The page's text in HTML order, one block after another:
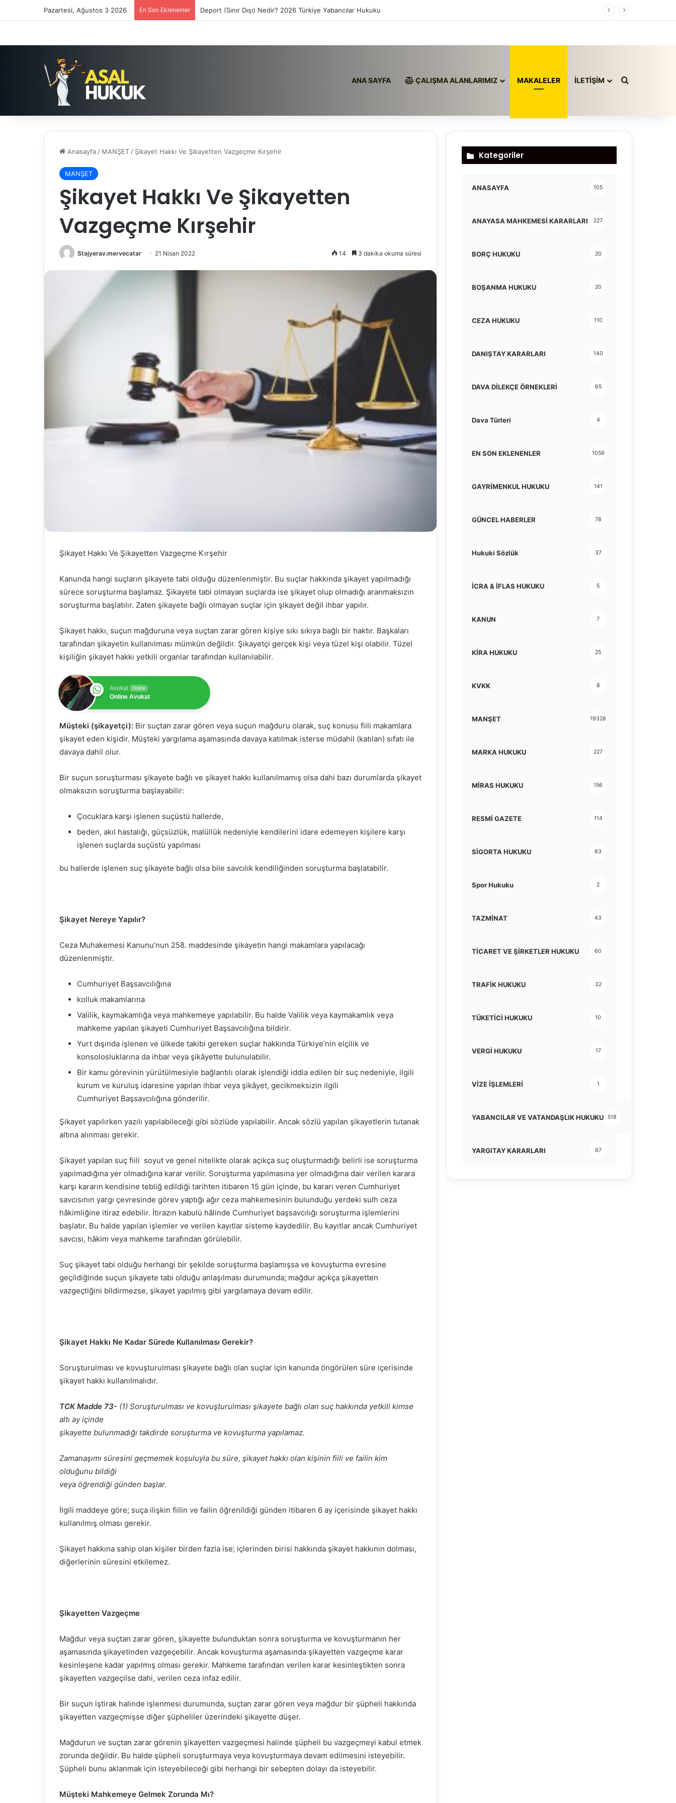
Pazartesi, Ağustos 3 2026 En Son Eklenenler Deport (Sınır Dışı) Nedir? 2026 Türkiye Yabancılar Hukuku
ANA SAYFA ÇALIŞMA ALANLARIMIZ MAKALELER İLETİŞİM Arama yap
Anasayfa / MANŞET / Şikayet Hakkı Ve Şikayetten Vazgeçme Kırşehir
MANŞET
Şikayet Hakkı Ve Şikayetten
Vazgeçme Kırşehir
Stajyerav.mervecatar 21 Nisan 2022 14 3 dakika okuma süresi
Şikayet Hakkı Ve Şikayetten Vazgeçme Kırşehir
Kanunda hangi suçların şikayete tabi olduğu düzenlenmiştir. Bu suçlar hakkında şikayet yapılmadığı
sürece soruşturma başlamaz. Şikayete tabi olmayan suçlarda ise şikayet olup olmadığı aranmaksızın
soruşturma başlatılır. Zaten şikayete bağlı olmayan suçlar için şikayet değil ihbar yapılır.
Şikayet hakkı, suçun mağduruna veya suçtan zarar gören kişiye sıkı sıkıya bağlı bir haktır. Başkaları
tarafından şikayetin kullanılması mümkün değildir. Şikayetçi gerçek kişi veya tüzel kişi olabilir. Tüzel
kişiliğin şikayet hakkı yetkili organlar tarafından kullanılabilir.
Avukat Online
Online Avukat
Müşteki (şikayetçi): Bir suçtan zarar gören veya suçun mağduru olarak, suç konusu fiili makamlara
şikayet eden kişidir. Müşteki yargılama aşamasında davaya katılmak isterse müdahil (katılan) sıfatı ile
davaya dahil olur.
Bir suçun soruşturması şikayete bağlı ve şikayet hakkı kullanılmamış olsa dahi bazı durumlarda şikayet
olmaksızın soruşturma başlayabilir:
Çocuklara karşı işlenen suçüstü hallerde,
beden, akıl hastalığı, güçsüzlük, malüllük nedeniyle kendilerini idare edemeyen kişilere karşı
işlenen suçlarda suçüstü yapılması
bu hallerde işlenen suç şikayete bağlı olsa bile savcılık kendiliğinden soruşturma başlatabilir.
Şikayet Nereye Yapılır?
Ceza Muhakemesi Kanunu’nun 258. maddesinde şikayetin hangi makamlara yapılacağı
düzenlenmiştir.
Cumhuriyet Başsavcılığına
kolluk makamlarına
Valilik, kaymakamlığa veya mahkemeye yapılabilir. Bu halde Valilik veya kaymakamlık veya
mahkeme yapılan şikayeti Cumhuriyet Başsavcılığına bildirir.
Yurt dışında işlenen ve ülkede takibi gereken suçlar hakkında Türkiye’nin elçilik ve
konsolosluklarına da ihbar veya şikâyette bulunulabilir.
Bir kamu görevinin yürütülmesiyle bağlantılı olarak işlendiği iddia edilen bir suç nedeniyle, ilgili
kurum ve kuruluş idaresine yapılan ihbar veya şikâyet, gecikmeksizin ilgili
Cumhuriyet Başsavcılığına gönderilir.
Şikayet yapılırken yazılı yapılabileceği gibi sözlüde yapılabilir. Ancak sözlü yapılan şikayetlerin tutanak
altına alınması gerekir.
Şikayet yapılan suç fiili soyut ve genel nitelikte olarak açıkça suç oluşturmadığı belirli ise soruşturma
yapılmadığına yer olmadığına karar verilir. Soruşturma yapılmasına yer olmadığına dair verilen karara
karşı kararın kendisine tebliğ edildiği tarihten itibaren 15 gün içinde, bu kararı veren Cumhuriyet
savcısının yargı çevresinde görev yaptığı ağır ceza mahkemesinin bulunduğu yerdeki sulh ceza
hâkimliğine itiraz edebilir. İtirazın kabulü hâlinde Cumhuriyet başsavcılığı soruşturma işlemlerini
başlatır. Bu halde yapılan işlemler ve verilen kayıtlar sisteme kaydedilir. Bu kayıtlar ancak Cumhuriyet
savcısı, hâkim veya mahkeme tarafından görülebilir.
Suç şikayet tabi olduğu herhangi bir şekilde soruşturma başlamışsa ve kovuşturma evresine
geçildiğinde suçun şikayete tabi olduğu anlaşılması durumunda; mağdur açıkça şikayetten
vazgeçtiğini bildirmezse, şikayet yapılmış gibi yargılamaya devam edilir.
Şikayet Hakkı Ne Kadar Sürede Kullanılması Gerekir?
Soruşturulması ve kovuşturulması şikayete bağlı olan suçlar için kanunda öngörülen süre içerisinde
şikayet hakkı kullanılmalıdır.
TCK Madde 73- (1) Soruşturulması ve kovuşturulması şikayete bağlı olan suç hakkında yetkili kimse
altı ay içinde
şikayette bulunmadığı takdirde soruşturma ve kovuşturma yapılamaz.
Zamanaşımı süresini geçmemek koşuluyla bu süre, şikayet hakkı olan kişinin fiili ve failin kim
olduğunu bildiği
veya öğrendiği günden başlar.
İlgili maddeye göre; suça ilişkin fiilin ve failin öğrenildiği günden itibaren 6 ay içerisinde şikayet hakkı
kullanılmış olması gerekir.
Şikayet hakkına sahip olan kişiler birden fazla ise; içlerinden birisi hakkında şikayet hakkının dolması,
diğerlerinin süresini etkilemez.
Şikayetten Vazgeçme
Mağdur veya suçtan zarar gören, şikayette bulunduktan sonra soruşturma ve kovuşturmanın her
aşamasında şikayetinden vazgeçebilir. Ancak kovuşturma aşamasında şikayetten vazgeçme karar
kesinleşene kadar yapılmış olması gerekir. Mahkeme tarafından verilen karar kesinleştikten sonra
şikayetten vazgeçilse dahi, verilen ceza infaz edilir.
Bir suçun iştirak halinde işlenmesi durumunda, suçtan zarar gören veya mağdur bir şüpheli hakkında
şikayetten vazgeçmişse diğer şüpheliler üzerindeki şikayette düşer.
Mağdurun ve suçtan zarar görenin şikayetten vazgeçmesi halinde şüpheli bu vazgeçmeyi kabul etmek
zorunda değildir. Bu halde şüpheli soruşturmaya veya kovuşturmaya devam edilmesini isteyebilir.
Şüpheli bunu aklanmak için isteyebileceği gibi herhangi bir sebepten dolayı da isteyebilir.
Müşteki Mahkemeye Gelmek Zorunda Mı?
Kategoriler
ANASAYFA 105
ANAYASA MAHKEMESİ KARARLARI 227
BORÇ HUKUKU 20
BOŞANMA HUKUKU 20
CEZA HUKUKU 110
DANIŞTAY KARARLARI 140
DAVA DİLEKÇE ÖRNEKLERİ 65
Dava Türleri 4
EN SON EKLENENLER 1059
GAYRİMENKUL HUKUKU 141
GÜNCEL HABERLER 78
Hukuki Sözlük 37
İCRA & İFLAS HUKUKU 5
KANUN 7
KİRA HUKUKU 25
KVKK 8
MANŞET 19328
MARKA HUKUKU 227
MİRAS HUKUKU 156
RESMİ GAZETE 114
SİGORTA HUKUKU 83
Spor Hukuku 2
TAZMİNAT 43
TİCARET VE ŞİRKETLER HUKUKU 60
TRAFİK HUKUKU 32
TÜKETİCİ HUKUKU 10
VERGİ HUKUKU 17
VİZE İŞLEMLERİ 1
YABANCILAR VE VATANDAŞLIK HUKUKU 518
YARGITAY KARARLARI 97